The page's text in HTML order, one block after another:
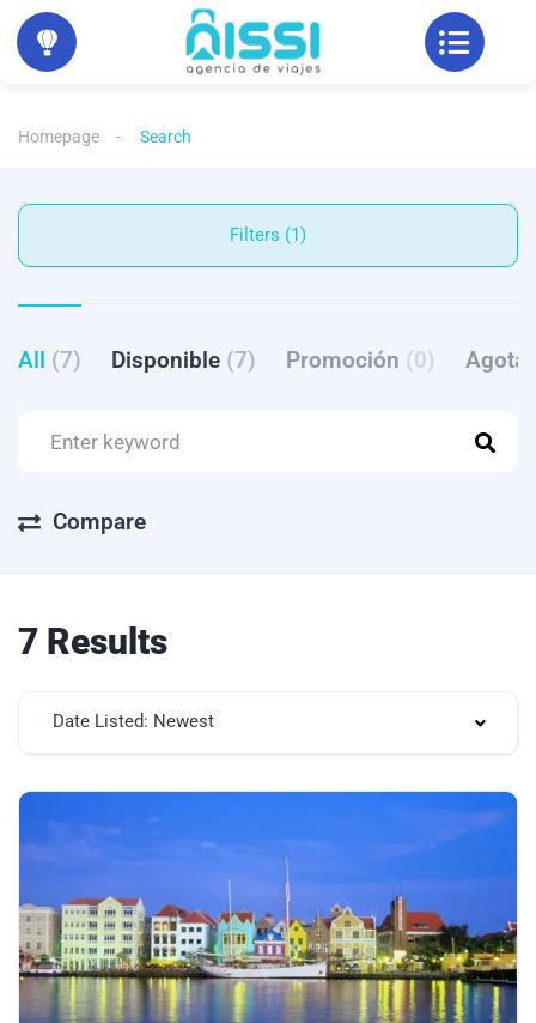
Homepage Search
Filters (1)
All (7) Disponible (7) Promoción (0)
Compare
7 Results
Date Listed: Newest